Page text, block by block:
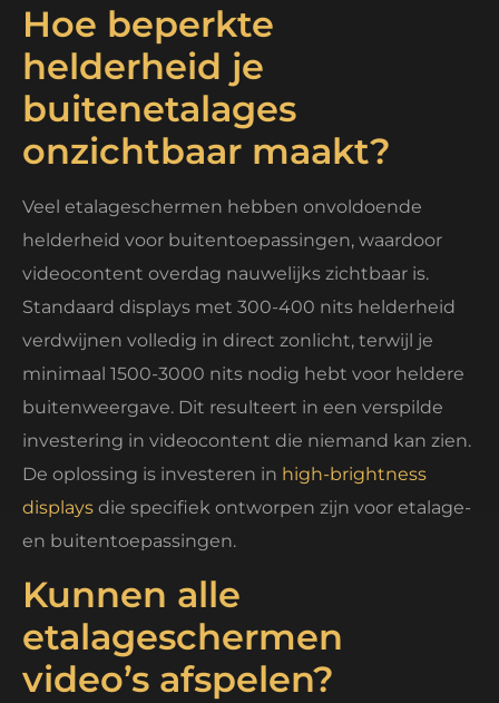
Hoe beperkte
helderheid je
buitenetalages
onzichtbaar maakt?
Veel etalageschermen hebben onvoldoende
helderheid voor buitentoepassingen, waardoor
videocontent overdag nauwelijks zichtbaar is.
Standaard displays met 300-400 nits helderheid
verdwijnen volledig in direct zonlicht, terwijl je
minimaal 1500-3000 nits nodig hebt voor heldere
buitenweergave. Dit resulteert in een verspilde
investering in videocontent die niemand kan zien.
De oplossing is investeren in high-brightness
displays die specifiek ontworpen zijn voor etalage-
en buitentoepassingen.
Kunnen alle
etalageschermen
video’s afspelen?